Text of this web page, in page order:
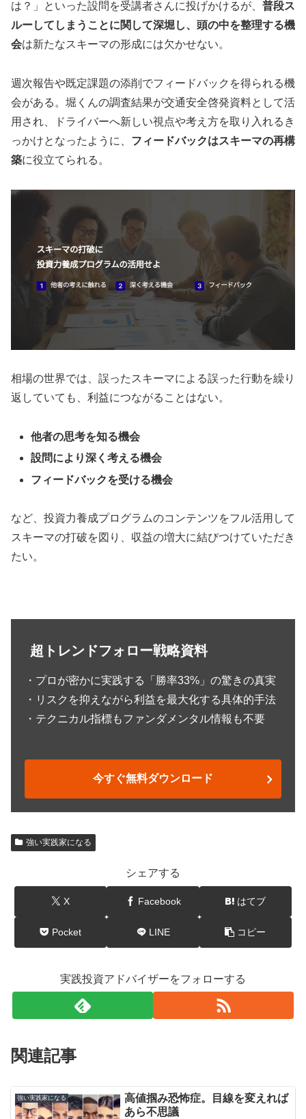
は？」といった設問を受講者さんに投げかけるが、 普段ス
ルーしてしまうことに関して深堀し、頭の中を整理する機
会は新たなスキーマの形成には欠かせない。
週次報告や既定課題の添削でフィードバックを得られる機
会がある。堀くんの調査結果が交通安全啓発資料として活
用され、ドライバーへ新しい視点や考え方を取り入れるき
っかけとなったように、 フィードバックはスキーマの再構
築に役立てられる。
相場の世界では、誤ったスキーマによる誤った行動を繰り
返していても、利益につながることはない。
他者の思考を知る機会
設問により深く考える機会
フィードバックを受ける機会
など、投資力養成プログラムのコンテンツをフル活用して
スキーマの打破を図り、収益の増大に結びつけていただき
たい。
超トレンドフォロー戦略資料
・プロが密かに実践する「勝率33%」の驚きの真実
・リスクを抑えながら利益を最大化する具体的手法
・テクニカル指標もファンダメンタル情報も不要
今すぐ無料ダウンロード
強い実践家になる
シェアする
X Facebook はてブ
Pocket LINE コピー
実践投資アドバイザーをフォローする
関連記事
強い実践家になる
高値掴み恐怖症。目線を変えれば
あら不思議